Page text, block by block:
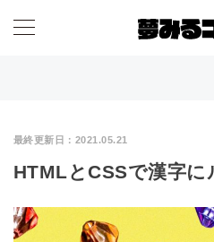
最終更新日： 2021.05.21
HTMLとCSSで漢字